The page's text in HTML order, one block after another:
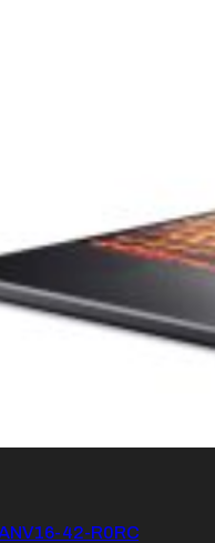
ANV16-42-R0RC